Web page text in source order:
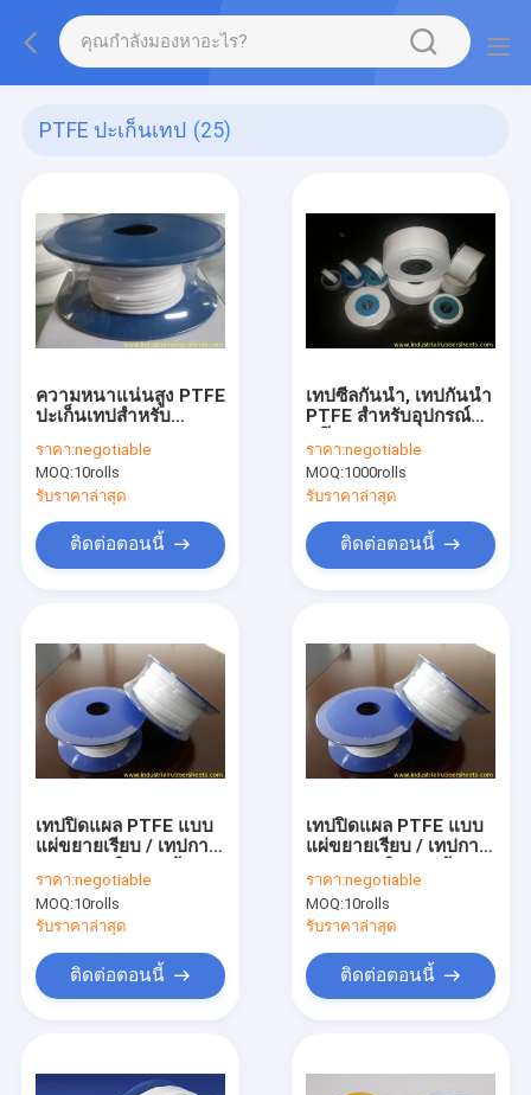
PTFE ปะเก็นเทป (25)
ความหนาแน่นสูง PTFE
ปะเก็นเทปสำหรับ
ท่อซีลเทป
ราคา:negotiable
MOQ:10rolls
รับราคาล่าสุด
ติดต่อตอนนี้
เทปซีลกันน้ำ, เทปกันน้ำ
PTFE สำหรับอุปกรณ์
ราคา:negotiable
MOQ:1000rolls
รับราคาล่าสุด
ติดต่อตอนนี้
เทปปิดแผล PTFE แบบ
แผ่ขยายเรียบ / เทปกาว
เดียว
ราคา:negotiable
MOQ:10rolls
รับราคาล่าสุด
ติดต่อตอนนี้
เทปปิดแผล PTFE แบบ
แผ่ขยายเรียบ / เทปกาว
เดียว
ราคา:negotiable
MOQ:10rolls
รับราคาล่าสุด
ติดต่อตอนนี้